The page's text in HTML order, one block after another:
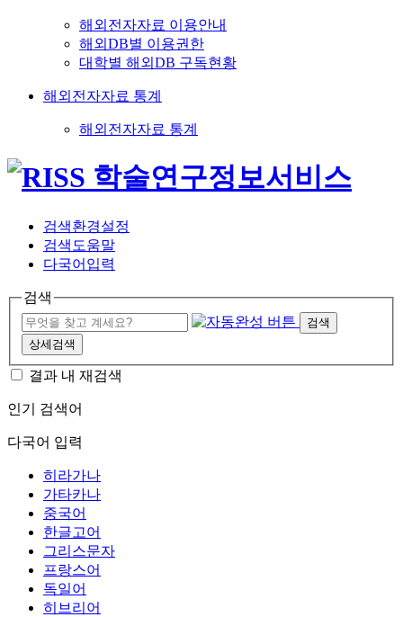
해외전자자료 이용안내
해외DB별 이용권한
대학별 해외DB 구독현황
해외전자자료 통계
해외전자자료 통계
검색환경설정
검색도움말
다국어입력
검색
검색
상세검색
결과 내 재검색
인기 검색어
다국어 입력
히라가나
가타카나
중국어
한글고어
그리스문자
프랑스어
독일어
히브리어